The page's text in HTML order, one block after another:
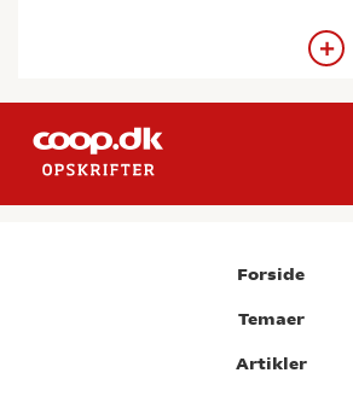
Forside
Temaer
Artikler